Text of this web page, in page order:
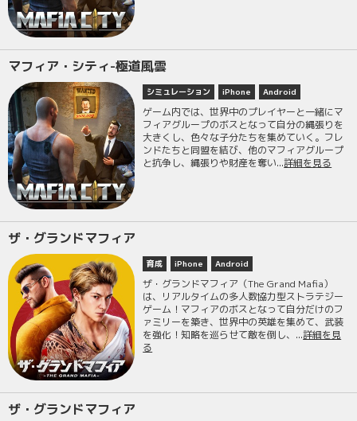
マフィア・シティ-極道風雲
シミュレーション iPhone Android
ゲーム内では、世界中のプレイヤーと一緒にマ
フィアグループのボスとなって自分の縄張りを
大きくし、色々な子分たちを集めていく。フレ
ンドたちと同盟を結び、他のマフィアグループ
と抗争し、縄張りや財産を奪い...詳細を見る
ザ・グランドマフィア
育成 iPhone Android
ザ・グランドマフィア（The Grand Mafia）
は、リアルタイムの多人数協力型ストラテジー
ゲーム！マフィアのボスとなって自分だけのフ
ァミリーを築き、世界中の英雄を集めて、武装
を強化！知略を巡らせて敵を倒し、...詳細を見
る
ザ・グランドマフィア